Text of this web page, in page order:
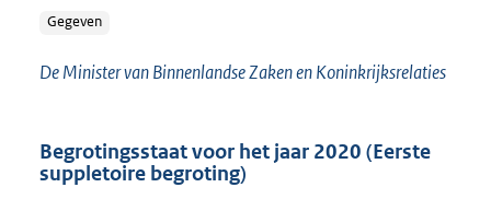
Gegeven
De Minister van Binnenlandse Zaken en Koninkrijksrelaties
Begrotingsstaat voor het jaar 2020 (Eerste
suppletoire begroting)